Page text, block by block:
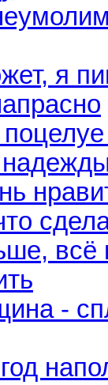
я
всё
-